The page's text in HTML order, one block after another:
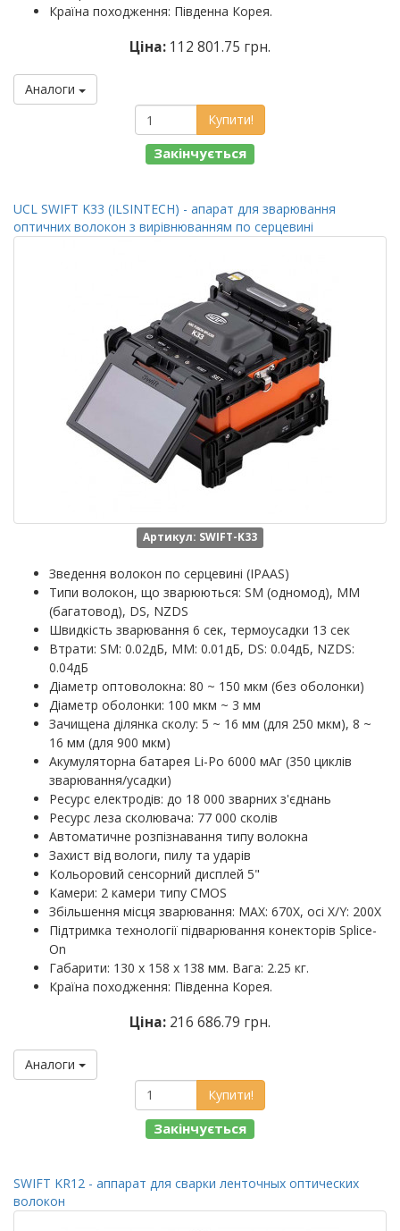
Країна походження: Південна Корея.
Ціна: 112 801.75 грн.
Аналоги
Купити!
Закінчується
UCL SWIFT K33 (ILSINTECH) - апарат для зварювання
оптичних волокон з вирівнюванням по серцевині
Артикул: SWIFT-K33
Зведення волокон по серцевині (IPAAS)
Типи волокон, що зварюються: SM (одномод), MM
(багатовод), DS, NZDS
Швидкість зварювання 6 сек, термоусадки 13 сек
Втрати: SM: 0.02дБ, MM: 0.01дБ, DS: 0.04дБ, NZDS:
0.04дБ
Діаметр оптоволокна: 80 ~ 150 мкм (без оболонки)
Діаметр оболонки: 100 мкм ~ 3 мм
Зачищена ділянка сколу: 5 ~ 16 мм (для 250 мкм), 8 ~
16 мм (для 900 мкм)
Акумуляторна батарея Li-Po 6000 мАг (350 циклів
зварювання/усадки)
Ресурс електродів: до 18 000 зварних з'єднань
Ресурс леза сколювача: 77 000 сколів
Автоматичне розпізнавання типу волокна
Захист від вологи, пилу та ударів
Кольоровий сенсорний дисплей 5"
Камери: 2 камери типу CMOS
Збільшення місця зварювання: MAX: 670X, осі X/Y: 200X
Підтримка технології підварювання конекторів Splice-
On
Габарити: 130 х 158 х 138 мм. Вага: 2.25 кг.
Країна походження: Південна Корея.
Ціна: 216 686.79 грн.
Аналоги
Купити!
Закінчується
SWIFT KR12 - аппарат для сварки ленточных оптических
волокон